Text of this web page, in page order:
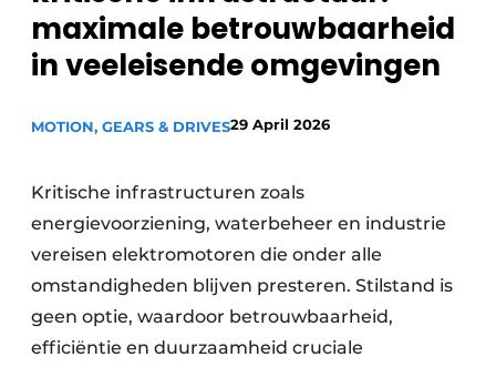
Vacature aanmelden
Vacatures
maximale betrouwbaarheid
in veeleisende omgevingen
MOTION, GEARS & DRIVES29 April 2026
Kritische infrastructuren zoals
energievoorziening, waterbeheer en industrie
vereisen elektromotoren die onder alle
omstandigheden blijven presteren. Stilstand is
geen optie, waardoor betrouwbaarheid,
efficiëntie en duurzaamheid cruciale